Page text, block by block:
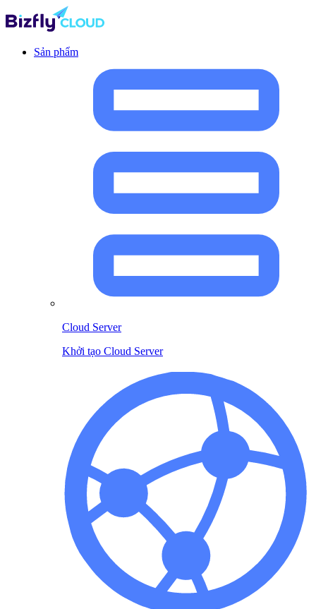
Sản phẩm
Cloud Server
Khởi tạo Cloud Server